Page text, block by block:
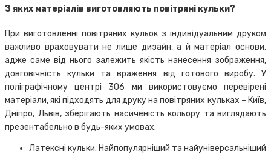
З яких матеріалів виготовляють повітряні кульки?
При виготовленні повітряних кульок з індивідуальним друком
важливо враховувати не лише дизайн, а й матеріал основи,
адже саме від нього залежить якість нанесення зображення,
довговічність кульки та враження від готового виробу. У
поліграфічному центрі 306 ми використовуємо перевірені
матеріали, які підходять для друку на повітряних кульках – Київ,
Дніпро, Львів, зберігають насиченість кольору та виглядають
презентабельно в будь-яких умовах.
Латексні кульки. Найпопулярніший та найуніверсальніший